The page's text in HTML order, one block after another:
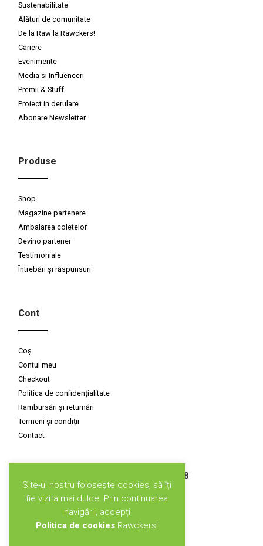
Sustenabilitate
Alături de comunitate
De la Raw la Rawckers!
Cariere
Evenimente
Media si Influenceri
Premii & Stuff
Proiect in derulare
Abonare Newsletter
Produse
Shop
Magazine partenere
Ambalarea coletelor
Devino partener
Testimoniale
Întrebări și răspunsuri
Cont
Coș
Contul meu
Checkout
Politica de confidențialitate
Rambursări și returnări
Termeni și condiții
Contact
Susținuți de CLIMATE-KIC GRANT, 2018
Site-ul nostru folosește cookies, să îți
fie vizita mai dulce. Prin continuarea
navigării, accepți
Politica de cookies Rawckers!